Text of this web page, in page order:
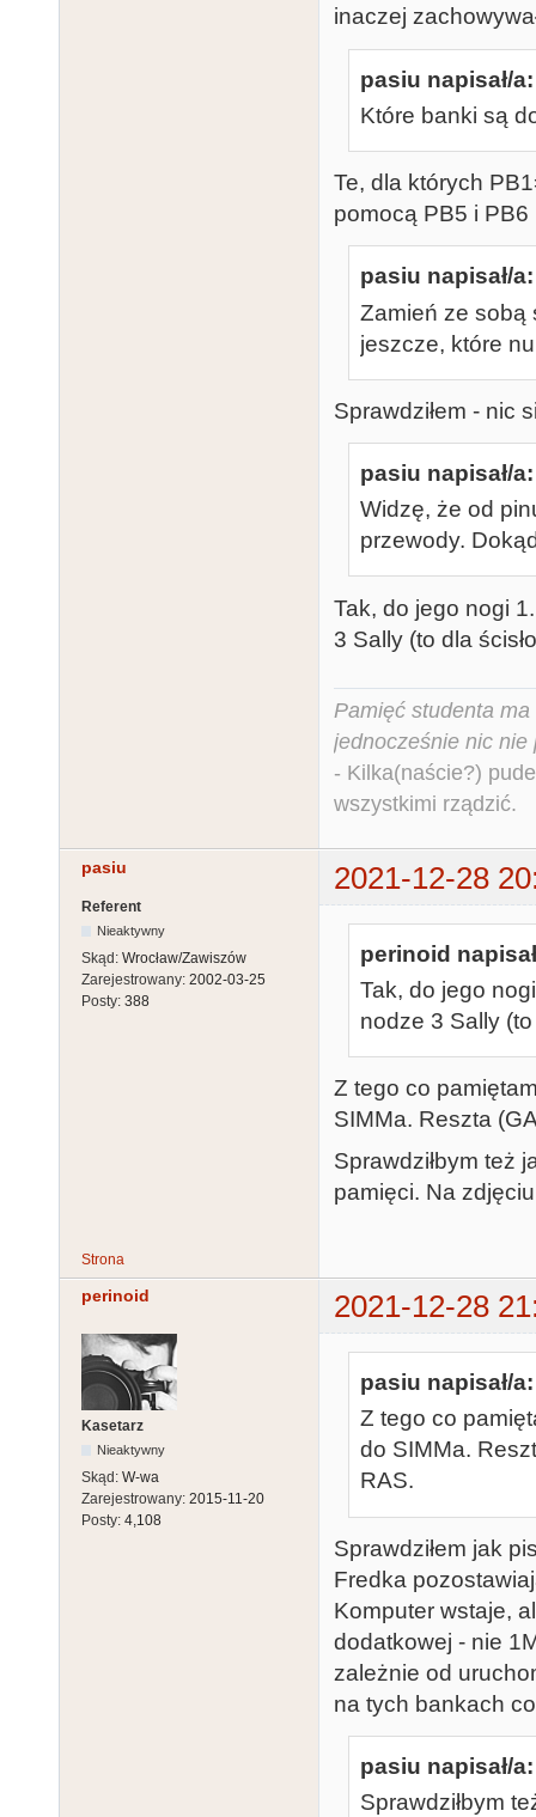
inaczej
pasiu napisał/a:
Które banki są
Te, dla których
pomocą PB5 i PB6
pasiu napisał/a:
Zamień ze sobą
jeszcze, które
Sprawdziłem - nic
pasiu napisał/a:
Widzę, że od
przewody.
Tak, do jego nogi
3 Sally (to dla
Pamięć studenta
jednocześnie nic nie
- Kilka(naście?)
wszystkimi rządzić.
pasiu 2021-12-28
Referent
Nieaktywny
Skąd: Wrocław/Zawiszów
Zarejestrowany: 2002-03-25
Posty: 388
perinoid
Tak, do jego
nodze 3 Sally
Z tego co
SIMMa. Reszta
Sprawdziłbym też
pamięci. Na
Strona
perinoid 2021-12-28
Kasetarz
Nieaktywny
Skąd: W-wa
Zarejestrowany: 2015-11-20
Posty: 4,108
pasiu napisał/a:
Z tego co
do SIMMa.
RAS.
Sprawdziłem jak
Fredka
Komputer wstaje,
dodatkowej - nie
zależnie od
na tych bankach
pasiu napisał/a:
Sprawdziłbym